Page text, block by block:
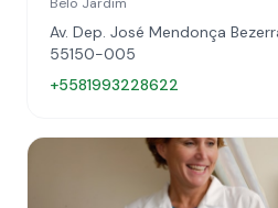
Av. Dep. José Mendonça
55150-005
+5581993228622